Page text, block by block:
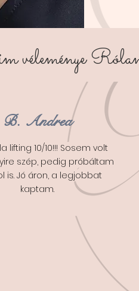
véleménye
B. Andrea
lifting 10/10!!! Sosem volt
szép, pedig próbáltam
is. Jó áron, a legjobbat
kaptam.